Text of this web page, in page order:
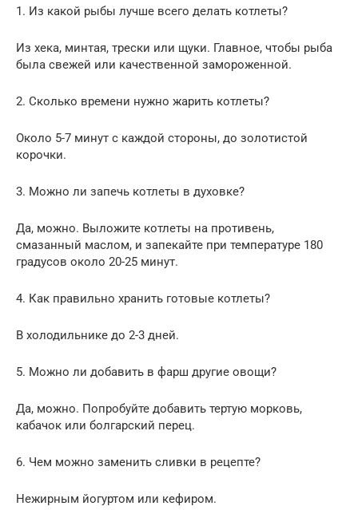
1. Из какой рыбы лучше всего делать котлеты?
Из хека, минтая, трески или щуки. Главное, чтобы рыба
была свежей или качественной замороженной.
2. Сколько времени нужно жарить котлеты?
Около 5-7 минут с каждой стороны, до золотистой
корочки.
3. Можно ли запечь котлеты в духовке?
Да, можно. Выложите котлеты на противень,
смазанный маслом, и запекайте при температуре 180
градусов около 20-25 минут.
4. Как правильно хранить готовые котлеты?
В холодильнике до 2-3 дней.
5. Можно ли добавить в фарш другие овощи?
Да, можно. Попробуйте добавить тертую морковь,
кабачок или болгарский перец.
6. Чем можно заменить сливки в рецепте?
Нежирным йогуртом или кефиром.